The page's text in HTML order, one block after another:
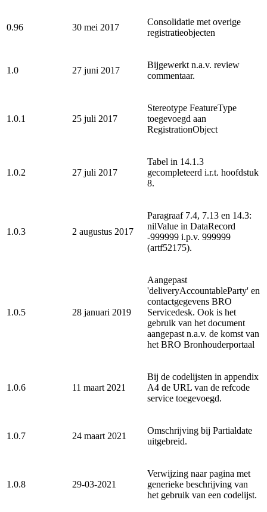
0.96 30 mei 2017
Consolidatie met overige
registratieobjecten
1.0 27 juni 2017
Bijgewerkt n.a.v. review
commentaar.
1.0.1 25 juli 2017
Stereotype FeatureType
toegevoegd aan
RegistrationObject
1.0.2 27 juli 2017
Tabel in 14.1.3
gecompleteerd i.r.t. hoofdstuk
8.
1.0.3 2 augustus 2017
Paragraaf 7.4, 7.13 en 14.3:
nilValue in DataRecord
-999999 i.p.v. 999999
(artf52175).
1.0.5 28 januari 2019
Aangepast
'deliveryAccountableParty' en
contactgegevens BRO
Servicedesk. Ook is het
gebruik van het document
aangepast n.a.v. de komst van
het BRO Bronhouderportaal
1.0.6 11 maart 2021
Bij de codelijsten in appendix
A4 de URL van de refcode
service toegevoegd.
1.0.7 24 maart 2021
Omschrijving bij Partialdate
uitgebreid.
1.0.8 29-03-2021
Verwijzing naar pagina met
generieke beschrijving van
het gebruik van een codelijst.